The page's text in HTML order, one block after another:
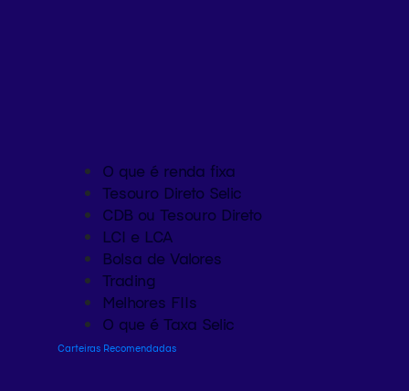
O que é renda fixa
Tesouro Direto Selic
CDB ou Tesouro Direto
LCI e LCA
Bolsa de Valores
Trading
Melhores FIIs
O que é Taxa Selic
Carteiras Recomendadas